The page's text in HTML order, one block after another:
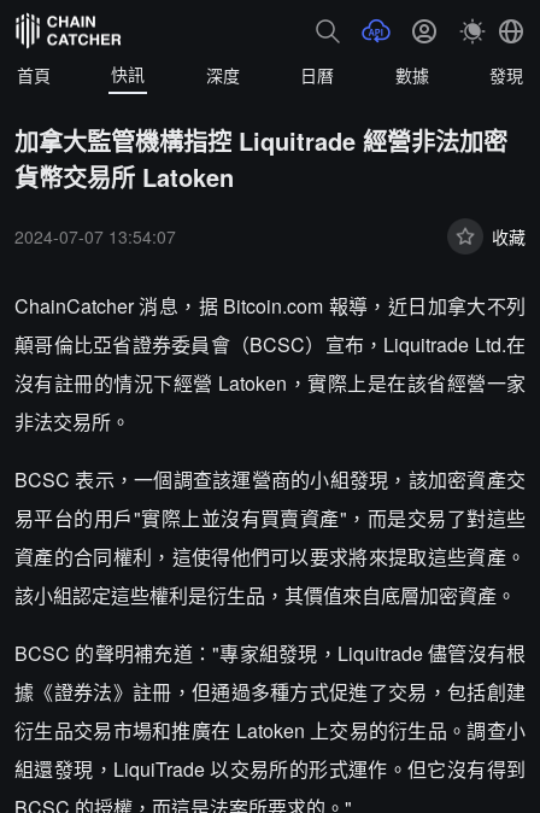
首頁 快訊 深度 日曆 數據 發現
加拿大監管機構指控 Liquitrade 經營非法加密
貨幣交易所 Latoken
2024-07-07 13:54:07 收藏
ChainCatcher 消息，据 Bitcoin.com 報導，近日加拿大不列
顛哥倫比亞省證券委員會（BCSC）宣布，Liquitrade Ltd.在
沒有註冊的情況下經營 Latoken，實際上是在該省經營一家
非法交易所。
BCSC 表示，一個調查該運營商的小組發現，該加密資產交
易平台的用戶"實際上並沒有買賣資產"，而是交易了對這些
資產的合同權利，這使得他們可以要求將來提取這些資產。
該小組認定這些權利是衍生品，其價值來自底層加密資產。
BCSC 的聲明補充道："專家組發現，Liquitrade 儘管沒有根
據《證券法》註冊，但通過多種方式促進了交易，包括創建
衍生品交易市場和推廣在 Latoken 上交易的衍生品。調查小
組還發現，LiquiTrade 以交易所的形式運作。但它沒有得到